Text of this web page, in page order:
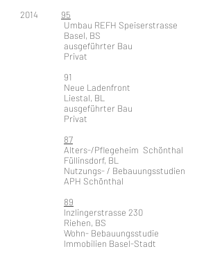
2014 95
Umbau REFH Speiserstrasse
Basel, BS
ausgeführter Bau
Privat
91
Neue Ladenfront
Liestal, BL
ausgeführter Bau
Privat
87
Alters-/Pflegeheim Schönthal
Füllinsdorf, BL
Nutzungs- / Bebauungsstudien
APH Schönthal
89
Inzlingerstrasse 230
Riehen, BS
Wohn- Bebauungsstudie
Immobilien Basel-Stadt